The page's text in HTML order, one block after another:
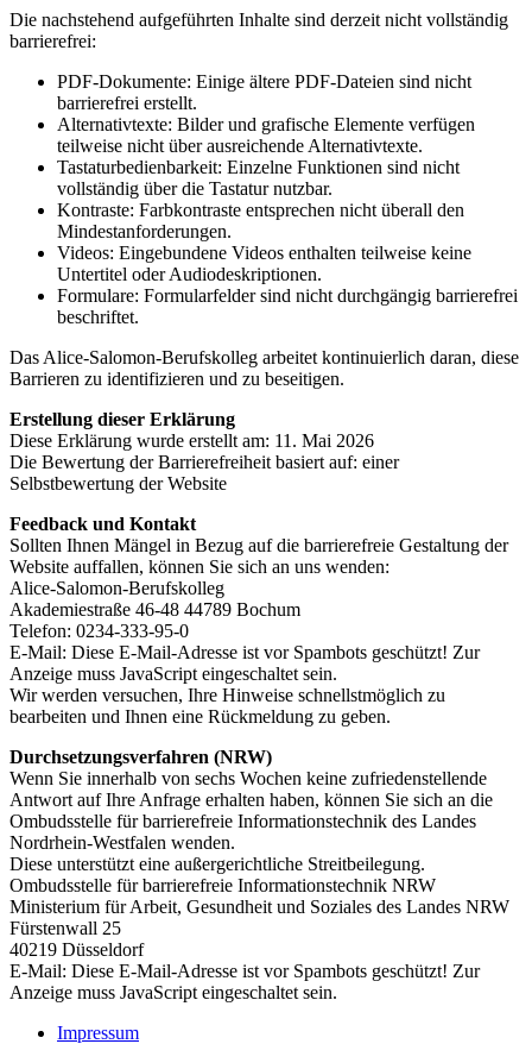
Die nachstehend aufgeführten Inhalte sind derzeit nicht vollständig
barrierefrei:
PDF-Dokumente: Einige ältere PDF-Dateien sind nicht
barrierefrei erstellt.
Alternativtexte: Bilder und grafische Elemente verfügen
teilweise nicht über ausreichende Alternativtexte.
Tastaturbedienbarkeit: Einzelne Funktionen sind nicht
vollständig über die Tastatur nutzbar.
Kontraste: Farbkontraste entsprechen nicht überall den
Mindestanforderungen.
Videos: Eingebundene Videos enthalten teilweise keine
Untertitel oder Audiodeskriptionen.
Formulare: Formularfelder sind nicht durchgängig barrierefrei
beschriftet.
Das Alice-Salomon-Berufskolleg arbeitet kontinuierlich daran, diese
Barrieren zu identifizieren und zu beseitigen.
Erstellung dieser Erklärung
Diese Erklärung wurde erstellt am: 11. Mai 2026
Die Bewertung der Barrierefreiheit basiert auf: einer
Selbstbewertung der Website
Feedback und Kontakt
Sollten Ihnen Mängel in Bezug auf die barrierefreie Gestaltung der
Website auffallen, können Sie sich an uns wenden:
Alice-Salomon-Berufskolleg
Akademiestraße 46-48 44789 Bochum
Telefon: 0234-333-95-0
E-Mail: Diese E-Mail-Adresse ist vor Spambots geschützt! Zur
Anzeige muss JavaScript eingeschaltet sein.
Wir werden versuchen, Ihre Hinweise schnellstmöglich zu
bearbeiten und Ihnen eine Rückmeldung zu geben.
Durchsetzungsverfahren (NRW)
Wenn Sie innerhalb von sechs Wochen keine zufriedenstellende
Antwort auf Ihre Anfrage erhalten haben, können Sie sich an die
Ombudsstelle für barrierefreie Informationstechnik des Landes
Nordrhein-Westfalen wenden.
Diese unterstützt eine außergerichtliche Streitbeilegung.
Ombudsstelle für barrierefreie Informationstechnik NRW
Ministerium für Arbeit, Gesundheit und Soziales des Landes NRW
Fürstenwall 25
40219 Düsseldorf
E-Mail: Diese E-Mail-Adresse ist vor Spambots geschützt! Zur
Anzeige muss JavaScript eingeschaltet sein.
Impressum